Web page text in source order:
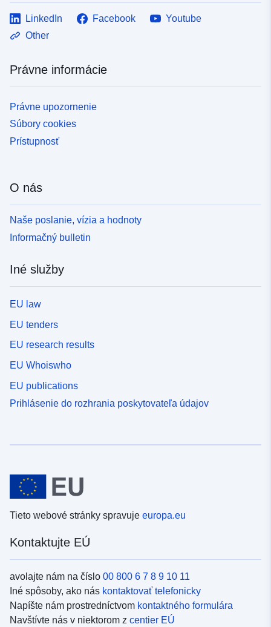
LinkedIn Facebook
Youtube
Other
Právne informácie
Právne upozornenie
Súbory cookies
Prístupnosť
O nás
Naše poslanie, vízia a hodnoty
Informačný bulletin
Iné služby
EU law
EU tenders
EU research results
EU Whoiswho
EU publications
Prihlásenie do rozhrania poskytovateľa údajov
Tieto webové stránky spravuje europa.eu
Kontaktujte EÚ
avolajte nám na číslo 00 800 6 7 8 9 10 11
Iné spôsoby, ako nás kontaktovať telefonicky
Napíšte nám prostredníctvom kontaktného formulára
Navštívte nás v niektorom z centier EÚ